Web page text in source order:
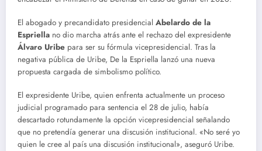
El abogado y precandidato presidencial Abelardo de la
Espriella no dio marcha atrás ante el rechazo del expresidente
Álvaro Uribe para ser su fórmula vicepresidencial. Tras la
negativa pública de Uribe, De la Espriella lanzó una nueva
propuesta cargada de simbolismo político.
El expresidente Uribe, quien enfrenta actualmente un proceso
judicial programado para sentencia el 28 de julio, había
descartado rotundamente la opción vicepresidencial señalando
que no pretendía generar una discusión institucional. «No seré yo
quien le cree al país una discusión institucional», aseguró Uribe.